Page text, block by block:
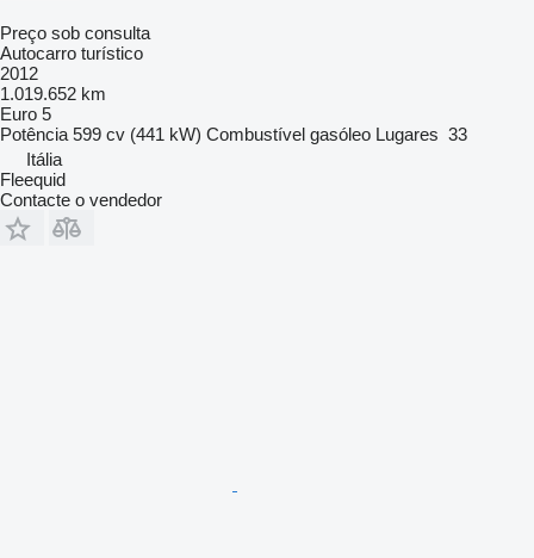
Preço sob consulta
Autocarro turístico
2012
1.019.652 km
Euro 5
Potência 599 cv (441 kW) Combustível gasóleo Lugares 33
Itália
Fleequid
Contacte o vendedor